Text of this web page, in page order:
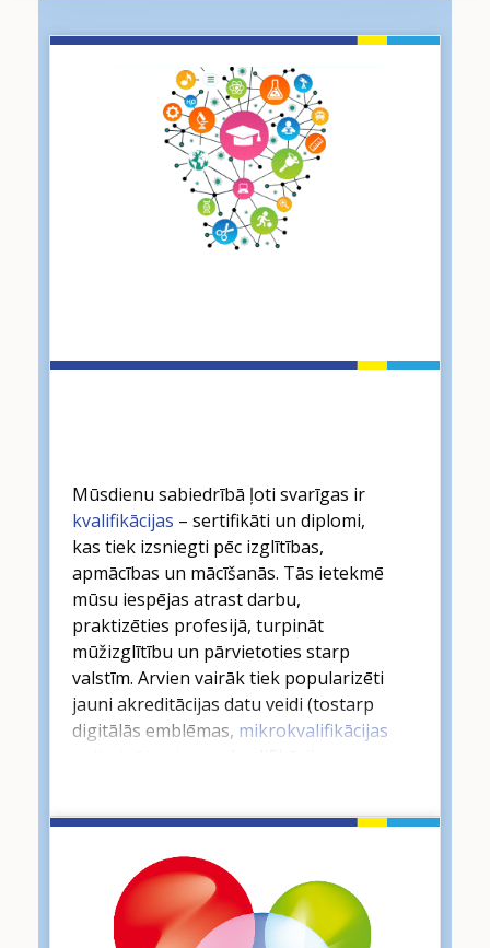
Mūsdienu sabiedrībā ļoti svarīgas ir
kvalifikācijas – sertifikāti un diplomi,
kas tiek izsniegti pēc izglītības,
apmācības un mācīšanās. Tās ietekmē
mūsu iespējas atrast darbu,
praktizēties profesijā, turpināt
mūžizglītību un pārvietoties starp
valstīm. Arvien vairāk tiek popularizēti
jauni akreditācijas datu veidi (tostarp
digitālās emblēmas, mikrokvalifikācijas
un visas dzīves garumā.